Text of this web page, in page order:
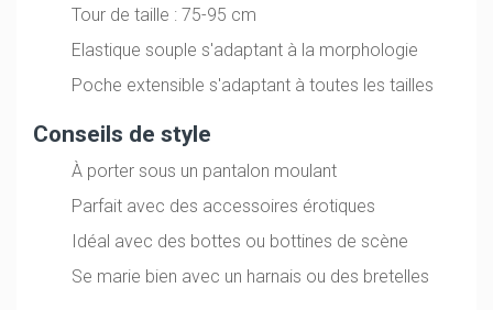
Tour de taille : 75-95 cm
Elastique souple s'adaptant à la morphologie
Poche extensible s'adaptant à toutes les tailles
Conseils de style
À porter sous un pantalon moulant
Parfait avec des accessoires érotiques
Idéal avec des bottes ou bottines de scène
Se marie bien avec un harnais ou des bretelles